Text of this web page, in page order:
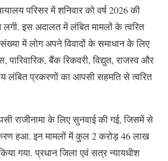
परिसर में शनिवार को वर्ष 2026 की
इस अदालत में लंबित मामलों के त्वरित
में लोग अपने विवादों के समाधान के लिए
बैंक रिकवरी, विद्युत, राजस्व और
लंबित प्रकरणों का आपसी सहमति से त्वरित
राजीनामा के लिए सुनवाई की गई, जिसमें से
हआ. इन मामलों में कुल 2 करोड़ 46 लाख
गया. प्रधान जिला एवं सत्र न्यायधीश